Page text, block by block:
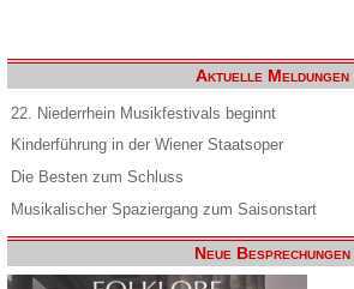
Aktuelle Meldungen
22. Niederrhein Musikfestivals beginnt
Kinderführung in der Wiener Staatsoper
Die Besten zum Schluss
Musikalischer Spaziergang zum Saisonstart
Neue Besprechungen